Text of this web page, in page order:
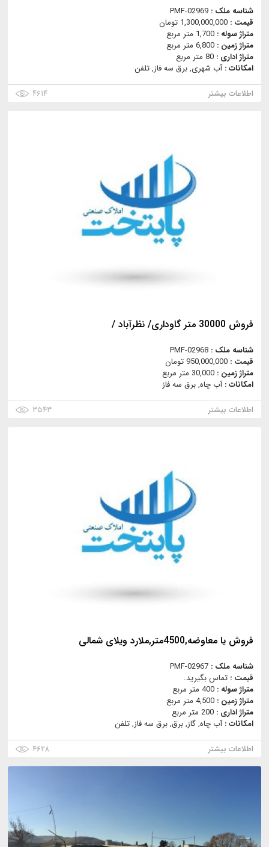
شناسه ملک : PMF-02969
قیمت : 1,300,000,000 تومان
متراژ سوله : 1,700 متر مربع
متراژ زمین : 6,800 متر مربع
متراژ اداری : 80 متر مربع
امکانات :آب شهری, برق سه فاز, تلفن
اطلاعات بیشتر
۴۶۱۴
فروش 30000 متر گاوداری/ نظرآباد /
شناسه ملک : PMF-02968
قیمت : 950,000,000 تومان
متراژ زمین : 30,000 متر مربع
امکانات :آب چاه, برق سه فاز
اطلاعات بیشتر
۳۵۴۳
فروش یا معاوضه,4500متر,ملارد ویلای شمالی
شناسه ملک : PMF-02967
قیمت : تماس بگیرید.
متراژ سوله : 400 متر مربع
متراژ زمین : 4,500 متر مربع
متراژ اداری : 200 متر مربع
امکانات :آب چاه, گاز, برق, برق سه فاز, تلفن
اطلاعات بیشتر
۴۶۲۸